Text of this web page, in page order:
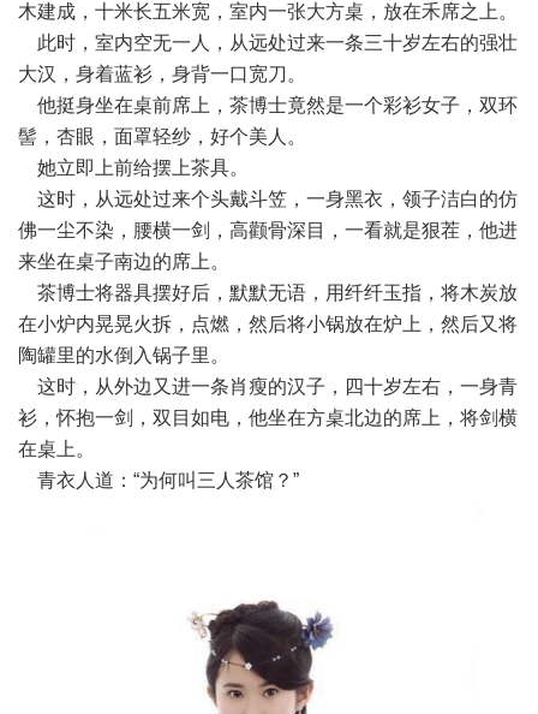
木建成，十米长五米宽，室内一张大方桌，放在禾席之上。
此时，室内空无一人，从远处过来一条三十岁左右的强壮
大汉，身着蓝衫，身背一口宽刀。
他挺身坐在桌前席上，茶博士竟然是一个彩衫女子，双环
髻，杏眼，面罩轻纱，好个美人。
她立即上前给摆上茶具。
这时，从远处过来个头戴斗笠，一身黑衣，领子洁白的仿
佛一尘不染，腰横一剑，高颧骨深目，一看就是狠茬，他进
来坐在桌子南边的席上。
茶博士将器具摆好后，默默无语，用纤纤玉指，将木炭放
在小炉内晃晃火拆，点燃，然后将小锅放在炉上，然后又将
陶罐里的水倒入锅子里。
这时，从外边又进一条肖瘦的汉子，四十岁左右，一身青
衫，怀抱一剑，双目如电，他坐在方桌北边的席上，将剑横
在桌上。
青衣人道：“为何叫三人茶馆？”